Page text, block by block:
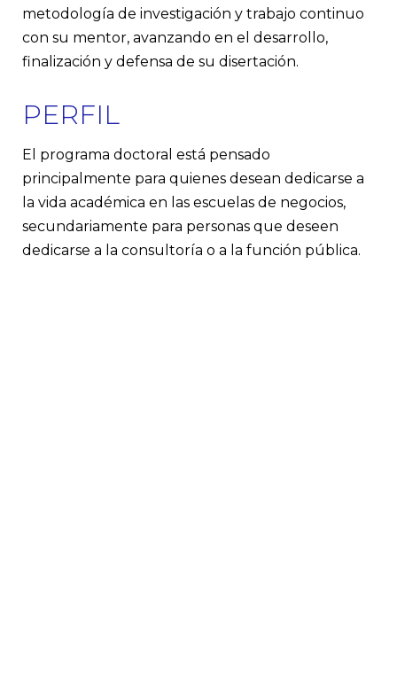
metodología de investigación y trabajo continuo
con su mentor, avanzando en el desarrollo,
finalización y defensa de su disertación.
PERFIL
El programa doctoral está pensado
principalmente para quienes desean dedicarse a
la vida académica en las escuelas de negocios,
secundariamente para personas que deseen
dedicarse a la consultoría o a la función pública.